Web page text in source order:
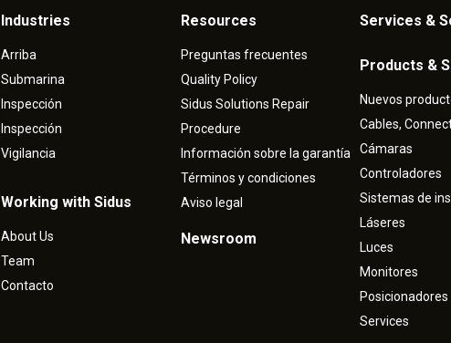
Industries
Arriba
Submarina
Inspección
Inspección
Vigilancia
Working with Sidus
About Us
Team
Contacto
Resources
Preguntas frecuentes
Quality Policy
Sidus Solutions Repair
Procedure
Información sobre la garantía
Términos y condiciones
Aviso legal
Newsroom
Services &
Products &
Nuevos
Cables,
Cámaras
Controladores
Sistemas de
Láseres
Luces
Monitores
Posicionadores
Services